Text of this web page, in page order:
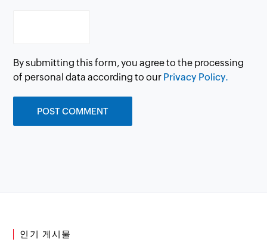
By submitting this form, you agree to the processing
of personal data according to our Privacy Policy.
인기 게시물